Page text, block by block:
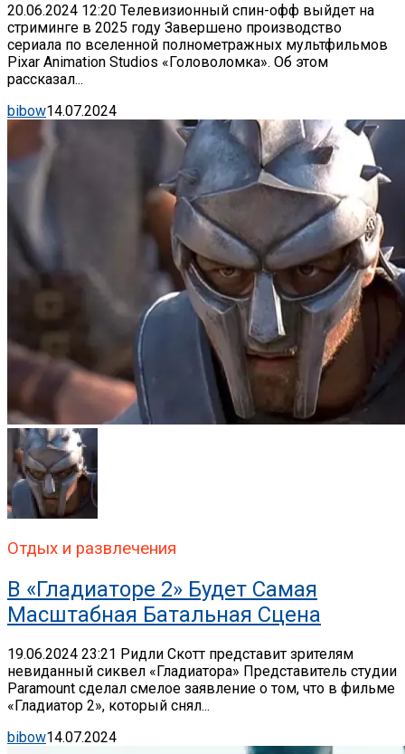
20.06.2024 12:20 Телевизионный спин-офф выйдет на
стриминге в 2025 году Завершено производство
сериала по вселенной полнометражных мультфильмов
Pixar Animation Studios «Головоломка». Об этом
рассказал...
bibow14.07.2024
Отдых и развлечения
В «Гладиаторе 2» Будет Самая
Масштабная Батальная Сцена
19.06.2024 23:21 Ридли Скотт представит зрителям
невиданный сиквел «Гладиатора» Представитель студии
Paramount сделал смелое заявление о том, что в фильме
«Гладиатор 2», который снял...
bibow14.07.2024